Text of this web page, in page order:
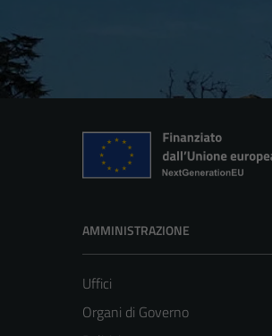
AMMINISTRAZIONE
Uffici
Organi di Governo